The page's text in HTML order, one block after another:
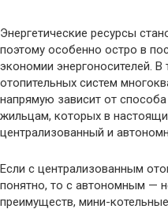
Энергетические ресурсы
поэтому особенно остро в
экономии энергоносителей. В
отопительных систем
напрямую зависит от
жильцам, которых в
централизованный и
Если с централизованным
понятно, то с автономным —
преимуществ, мини-